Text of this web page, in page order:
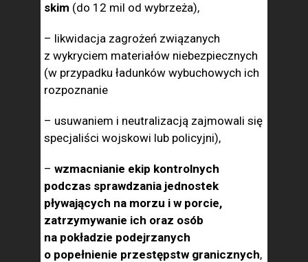
skim (do 12 mil od wybrzeża),
– likwidacja zagrożeń zwią­zanych
z wykryciem ma­teriałów niebezpiecznych
(w przypadku ładunków wybuchowych ich
roz­poznanie
– usuwa­niem i neutralizacją zajmowali się
specjaliści wojskowi lub policyjni),
– wzmacnianie ekip kontrolnych
podczas spraw­dzania jednostek
pływają­cych na morzu i w porcie,
zatrzymywanie ich oraz osób
na pokładzie podejrzanych
o popełnienie przestępstw granicznych,